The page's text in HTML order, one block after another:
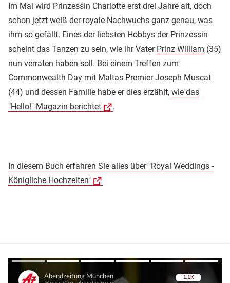
Im Mai wird Prinzessin Charlotte erst drei Jahre alt, doch
schon jetzt weiß der royale Nachwuchs ganz genau, was
ihm so gefällt. Eines der liebsten Hobbys der Prinzessin
scheint das Tanzen zu sein, wie ihr Vater Prinz William (35)
nun verraten haben soll. Bei einem Treffen zum
Commonwealth Day mit Maltas Premier Joseph Muscat
(44) und dessen Familie habe er dies erzählt, wie das
"Hello!"-Magazin berichtet
.
In diesem Buch erfahren Sie alles über "Royal Weddings -
Königliche Hochzeiten"